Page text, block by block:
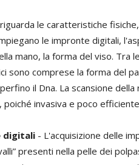
le caratteristiche
le impronte digitali,
mano, la forma del viso.
sono comprese la forma del
il Dna. La scansione
invasiva e poco
digitali - L'acquisizione delle
presenti nella pelle dei